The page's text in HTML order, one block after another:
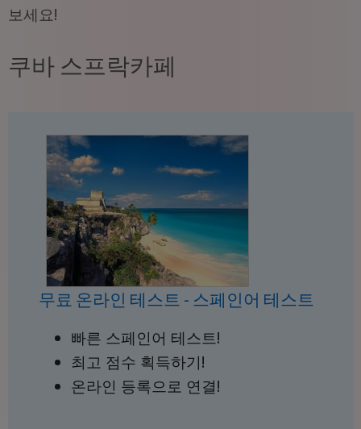
보세요!
쿠바 스프락카페
무료 온라인 테스트 - 스페인어 테스트
빠른 스페인어 테스트!
최고 점수 획득하기!
온라인 등록으로 연결!